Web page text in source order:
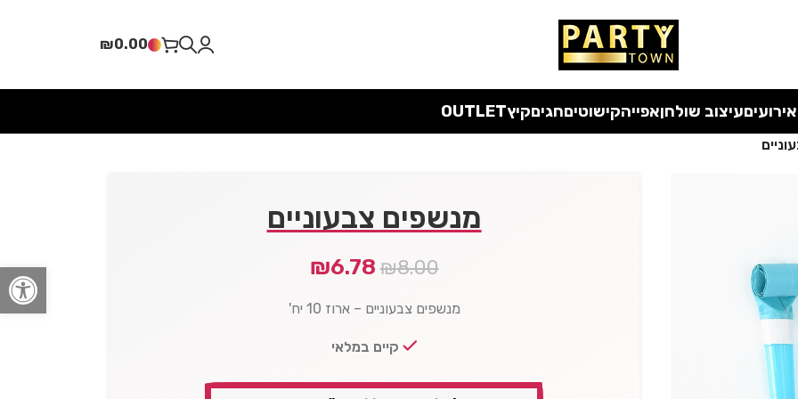
פתח
₪0.00
אירועיםעיצוב שולחןאפייהקישוטיםחגיםקיץOUTLET
מנשפים צבעוניים
₪8.00
₪6.78
מנשפים צבעוניים – ארוז 10 יח'
קיים במלאי